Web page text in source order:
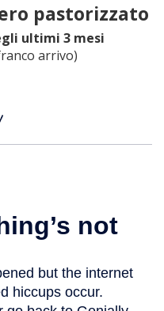
pastorizzato
ultimi 3 mesi
arrivo)